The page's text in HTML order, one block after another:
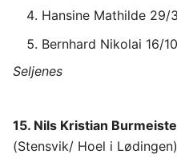
Hansine Mathilde 29/
Bernhard Nikolai 16/
Seljenes
15. Nils Kristian
(Stensvik/ Hoel i